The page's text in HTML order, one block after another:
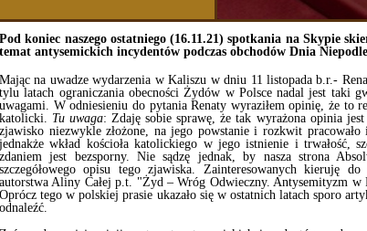
Pod koniec naszego ostatniego (16.11.21) spotkania na Skypie
temat antysemickich incydentów podczas obchodów Dnia
Mając na uwadze wydarzenia w Kaliszu w dniu 11 listopada b.r.-
tylu latach ograniczania obecności Żydów w Polsce nadal jest taki
uwagami. W odniesieniu do pytania Renaty wyraziłem opinię, że to
katolicki. Tu uwaga: Zdaję sobie sprawę, że tak wyrażona opinia
zjawisko niezwykle złożone, na jego powstanie i rozkwit
jednakże wkład kościoła katolickiego w jego istnienie i trwałość,
zdaniem jest bezsporny. Nie sądzę jednak, by nasza strona
szczegółowego opisu tego zjawiska. Zainteresowanych kieruję
autorstwa Aliny Całej p.t. "Żyd – Wróg Odwieczny. Antysemityzm
Oprócz tego w polskiej prasie ukazało się w ostatnich latach sporo
odnaleźć.